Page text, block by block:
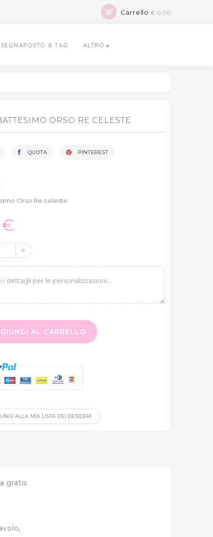
Carrello € 0.00
SEGNAPOSTO & TAG ALTRO
ORSO RE CELESTE
QUOTA PINTEREST
Orso Re celeste
AL CARRELLO
ALLA MIA LISTA DEI DESIDERI
gratis